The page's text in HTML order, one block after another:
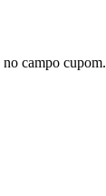
no campo cupom.